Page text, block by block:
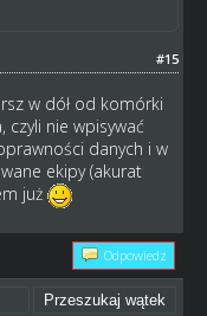
#15
w dół od komórki
nie wpisywać
danych i w
ekipy (akurat
już
Odpowiedz